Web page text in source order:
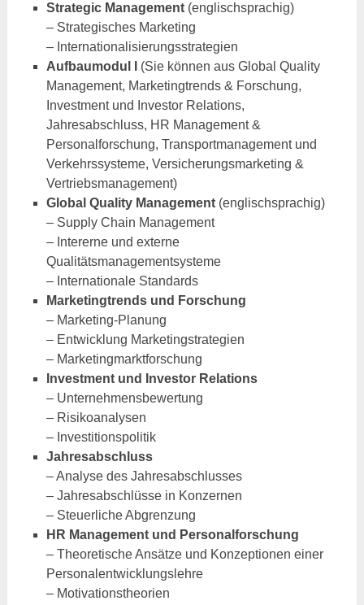
Strategic Management(englischsprachig)
– Strategisches Marketing
– Internationalisierungsstrategien
Aufbaumodul I
(Sie können aus Global Quality
Management, Marketingtrends & Forschung,
Investment und Investor Relations,
Jahresabschluss, HR Management &
Personalforschung, Transportmanagement und
Verkehrssysteme, Versicherungsmarketing &
Vertriebsmanagement)
Global Quality Management(englischsprachig)
– Supply Chain Management
– Intererne und externe
Qualitätsmanagementsysteme
– Internationale Standards
Marketingtrends und Forschung
– Marketing-Planung
– Entwicklung Marketingstrategien
– Marketingmarktforschung
Investment und Investor Relations
– Unternehmensbewertung
– Risikoanalysen
– Investitionspolitik
Jahresabschluss
– Analyse des Jahresabschlusses
– Jahresabschlüsse in Konzernen
– Steuerliche Abgrenzung
HR Management und Personalforschung
– Theoretische Ansätze und Konzeptionen einer
Personalentwicklungslehre
– Motivationstheorien